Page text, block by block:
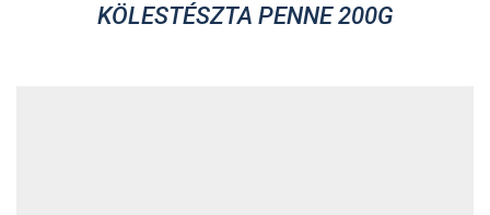
KÖLESTÉSZTA PENNE 200G